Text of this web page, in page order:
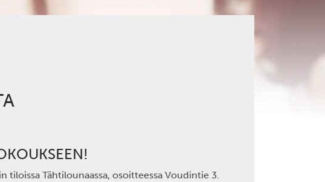
tiloissa Tähtilounaassa, osoitteessa Voudintie 3.